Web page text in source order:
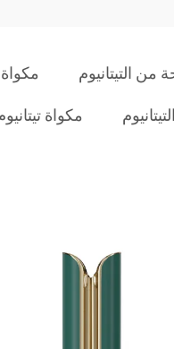
التيتانيوم
مكواة